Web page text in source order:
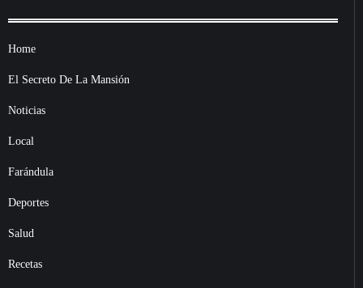
Home
El Secreto De La Mansión
Noticias
Local
Farándula
Deportes
Salud
Recetas